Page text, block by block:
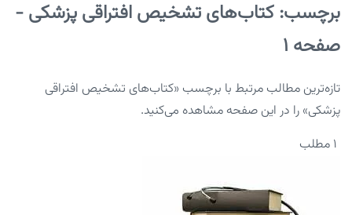
برچسب: کتاب‌های تشخیص افتراقی پزشکی -
صفحه 1
تازه‌ترین مطالب مرتبط با برچسب «کتاب‌های تشخیص افتراقی
پزشکی» را در این صفحه مشاهده می‌کنید.
۱ مطلب